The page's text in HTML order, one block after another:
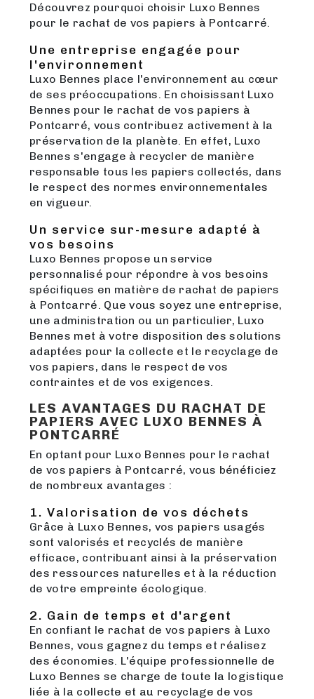
Découvrez pourquoi choisir Luxo Bennes
pour le rachat de vos papiers à Pontcarré.
Une entreprise engagée pour
l'environnement
Luxo Bennes place l'environnement au cœur
de ses préoccupations. En choisissant Luxo
Bennes pour le rachat de vos papiers à
Pontcarré, vous contribuez activement à la
préservation de la planète. En effet, Luxo
Bennes s'engage à recycler de manière
responsable tous les papiers collectés, dans
le respect des normes environnementales
en vigueur.
Un service sur-mesure adapté à
vos besoins
Luxo Bennes propose un service
personnalisé pour répondre à vos besoins
spécifiques en matière de rachat de papiers
à Pontcarré. Que vous soyez une entreprise,
une administration ou un particulier, Luxo
Bennes met à votre disposition des solutions
adaptées pour la collecte et le recyclage de
vos papiers, dans le respect de vos
contraintes et de vos exigences.
LES AVANTAGES DU RACHAT DE
PAPIERS AVEC LUXO BENNES À
PONTCARRÉ
En optant pour Luxo Bennes pour le rachat
de vos papiers à Pontcarré, vous bénéficiez
de nombreux avantages :
1. Valorisation de vos déchets
Grâce à Luxo Bennes, vos papiers usagés
sont valorisés et recyclés de manière
efficace, contribuant ainsi à la préservation
des ressources naturelles et à la réduction
de votre empreinte écologique.
2. Gain de temps et d'argent
En confiant le rachat de vos papiers à Luxo
Bennes, vous gagnez du temps et réalisez
des économies. L'équipe professionnelle de
Luxo Bennes se charge de toute la logistique
liée à la collecte et au recyclage de vos